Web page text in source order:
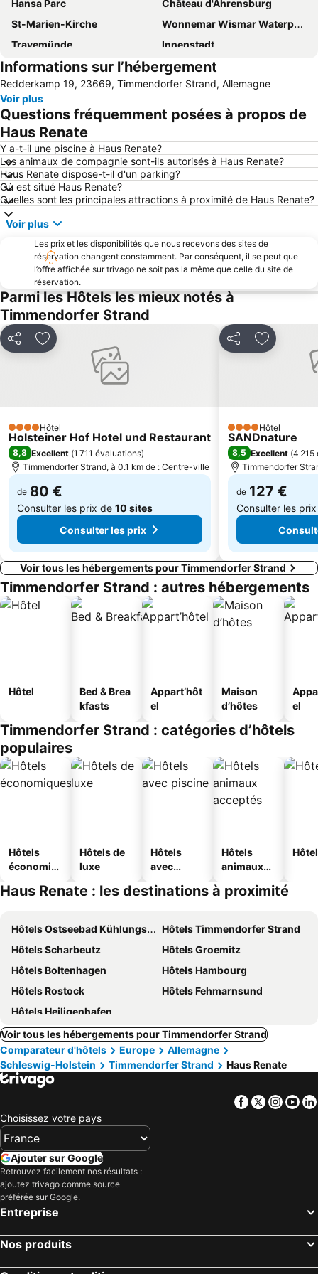
Hansa Parc
Château d'Ahrensburg
St-Marien-Kirche
Wonnemar Wismar Waterpark and Spa
Travemünde
Innenstadt
Remise
Promenade de la plage
Altstadt
Informations sur l’hébergement
Redderkamp 19, 23669, Timmendorfer Strand, Allemagne
Voir plus
Questions fréquemment posées à propos de
Haus Renate
Y a-t-il une piscine à Haus Renate?
Les animaux de compagnie sont-ils autorisés à Haus Renate?
Haus Renate dispose-t-il d'un parking?
Où est situé Haus Renate?
Quelles sont les principales attractions à proximité de Haus Renate?
Voir plus
Les prix et les disponibilités que nous recevons des sites de
réservation changent constamment. Par conséquent, il se peut que
l’offre affichée sur trivago ne soit pas la même que celle du site de
réservation.
Parmi les Hôtels les mieux notés à
Timmendorfer Strand
PartagerAjouter à mes favoris
4 ÉtoilesHôtel
Holsteiner Hof Hotel und Restaurant
8,8 Excellent (1 711 évaluations)
Timmendorfer Strand, à 0.1 km de : Centre-ville
de 80 €
Consulter les prix de 10 sites
Consulter les prix
PartagerAjouter à
4 ÉtoilesHôtel
SANDnature
8,5 Excellent (4 215
Timmendorfer
de 127 €
Consulter les
Voir tous les hébergements pour Timmendorfer Strand
Timmendorfer Strand : autres hébergements
Hôtel
Bed & Brea
kfasts
Appart’hôt
el
Maison
d’hôtes
el
Timmendorfer Strand : catégories d’hôtels
populaires
Hôtels
économiq
Hôtels de
luxe
Hôtels
avec
Hôtels
animaux
Haus Renate : les destinations à proximité
Hôtels Ostseebad Kühlungsborn
Hôtels Timmendorfer Strand
Hôtels Scharbeutz
Hôtels Groemitz
Hôtels Boltenhagen
Hôtels Hambourg
Hôtels Rostock
Hôtels Fehmarnsund
Hôtels Heiligenhafen
Voir tous les hébergements pour Timmendorfer Strand
Comparateur d'hôtels
Europe
Allemagne
Schleswig-Holstein
Timmendorfer Strand Haus Renate
Facebook
Twitter
Choisissez votre pays
Ajouter sur Google
Retrouvez facilement nos résultats :
ajoutez trivago comme source
préférée sur Google.
Entreprise
Nos produits